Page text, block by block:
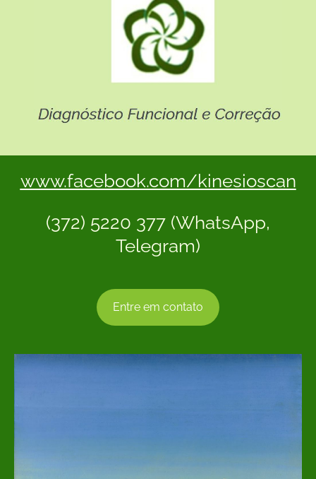
www.facebook.com/kinesioscan
(372) 5220 377 (WhatsApp,
Telegram)
Entre em contato